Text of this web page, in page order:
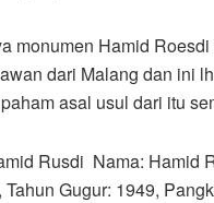
monumen Hamid
dari Malang dan ini
asal usul dari itu
Rusdi Nama: Hamid
Gugur: 1949,